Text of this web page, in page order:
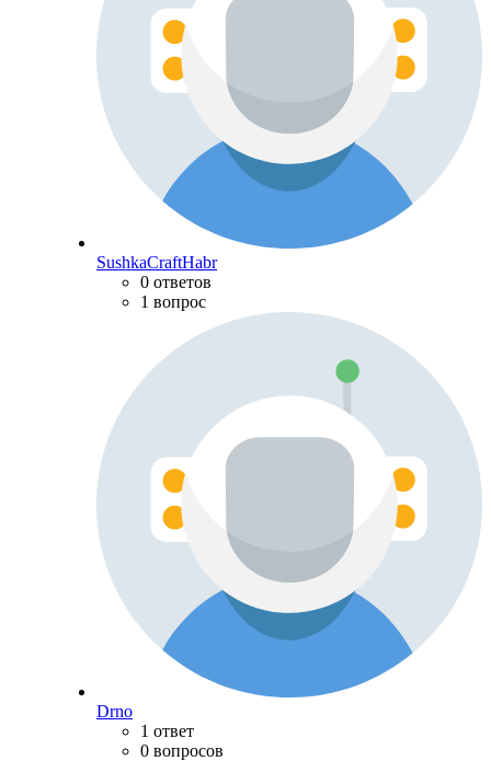
SushkaCraftHabr
0 ответов
1 вопрос
Drno
1 ответ
0 вопросов